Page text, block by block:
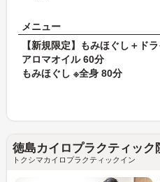
メニュー
アロマオイル 60分
もみほぐし ※全身 80分
徳島カイロプラクティック
トクシマカイロプラクティックイン